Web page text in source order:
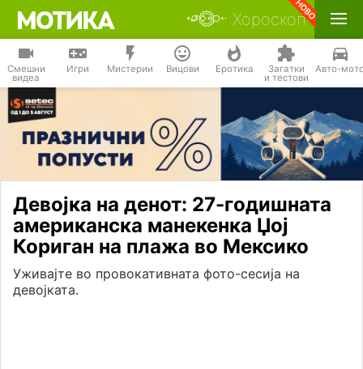
Хороскоп
Смешни
видеа
Игри Мистерии Вицови Еротика Загатки
и тестови
Авто-
Девојка на денот: 27-годишната
американска манекенка Џој
Кориган на плажа во Мексико
Уживајте во провокативната фото-сесија на
девојката.